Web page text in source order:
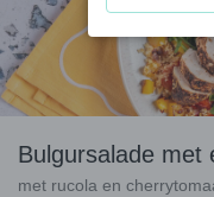
Bulgursalade met
met rucola en